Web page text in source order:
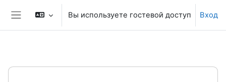
Перейти к основному содержанию
Боковая панель
Вы используете гостевой доступ Вход